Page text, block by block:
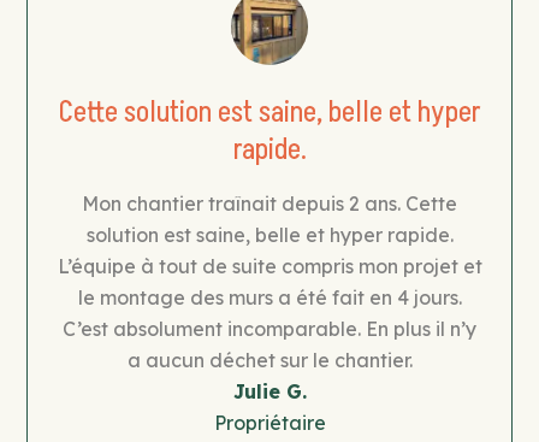
Cette solution est saine, belle et hyper
rapide.
Mon chantier traînait depuis 2 ans. Cette
solution est saine, belle et hyper rapide.
L’équipe à tout de suite compris mon projet et
le montage des murs a été fait en 4 jours.
C’est absolument incomparable. En plus il n’y
a aucun déchet sur le chantier.
Julie G.
Propriétaire